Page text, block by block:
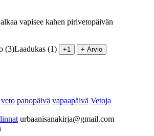
vapisee kahen pirivetopäivän
(3)Laadukas (1) +1 + Arvio
veto panopäivä vapaapäivä Vetoja
urbaanisanakirja@gmail.com